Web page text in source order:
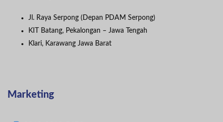
Jl. Raya Serpong (Depan PDAM Serpong)
KIT Batang, Pekalongan – Jawa Tengah
Klari, Karawang Jawa Barat
Marketing